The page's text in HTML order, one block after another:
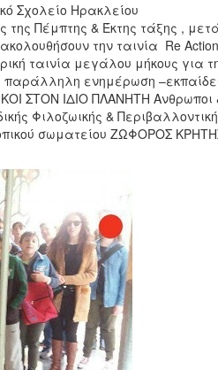
Σχολείο Ηρακλείου
της Πέμπτης & Έκτης τάξης ,
την ταινία Re Action
ταινία μεγάλου μήκους για
παράλληλη ενημέρωση
ΣΤΟΝ ΙΔΙΟ ΠΛΑΝΗΤΗ Ανθρωποι
Φιλοζωικής &
σωματείου ΖΩΦΟΡΟΣ